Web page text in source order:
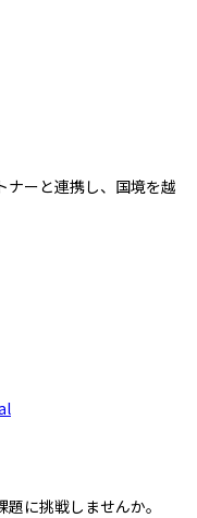
ナーと連携し、国境を越
に挑戦しませんか。